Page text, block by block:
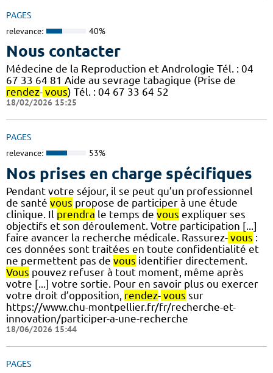
PAGES
relevance: 40%
Nous contacter
Médecine de la Reproduction et Andrologie Tél. : 04
67 33 64 81 Aide au sevrage tabagique (Prise de
rendez- vous) Tél. : 04 67 33 64 52
18/02/2026 15:25
PAGES
relevance: 53%
Nos prises en charge spécifiques
Pendant votre séjour, il se peut qu’un professionnel
de santé vous propose de participer à une étude
clinique. Il prendra le temps de vous expliquer ses
objectifs et son déroulement. Votre participation [...]
faire avancer la recherche médicale. Rassurez- vous :
ces données sont traitées en toute confidentialité et
ne permettent pas de vous identifier directement.
Vous pouvez refuser à tout moment, même après
votre [...] votre sortie. Pour en savoir plus ou exercer
votre droit d’opposition, rendez- vous sur
https://www.chu-montpellier.fr/fr/recherche-et-
innovation/participer-a-une-recherche
18/06/2026 15:44
PAGES